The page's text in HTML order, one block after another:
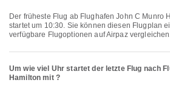
Der früheste Flug ab Flughafen John C Munro Hamilton mit Porter Airlines
startet um 10:30. Sie können diesen Flugplan
verfügbare Flugoptionen auf Airpaz
Um wie viel Uhr startet der letzte Flug nach
Hamilton mit ?